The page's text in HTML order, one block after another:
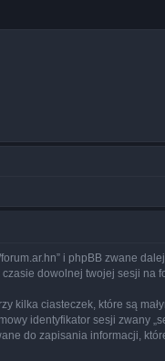
i phpBB zwane
czasie dowolnej twojej sesji na
kilka ciasteczek, które są
identyfikator sesji zwany
do zapisania informacji,